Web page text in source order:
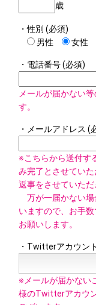
歳
・性別 (必須)
男性
女性
・電話番号 (必須)
メールが届かない
す。
・メールアドレス (
※こちらから送付す
み完了とさせてい
返事をさせていただ
万が一届かない場
いますので、お手
お願いします。
・Twitterアカウン
※メールが届かない
様のTwitterアカウ